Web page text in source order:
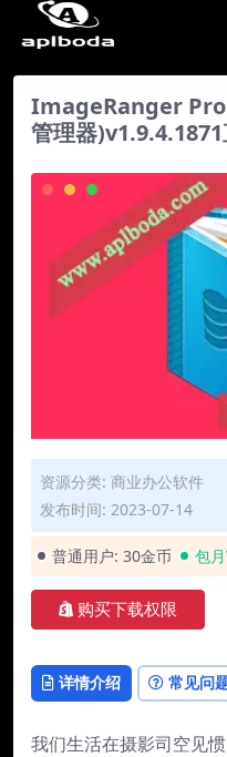
ImageRanger
管理器
资源分类: 商业办公软件
发布时间: 2023-07-14
普通用户: 30金币 包
购买下载权限
详情介绍 常见问
我们生活在摄影司空见